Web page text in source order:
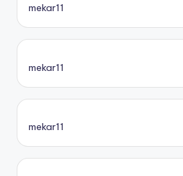
mekar11
mekar11
mekar11